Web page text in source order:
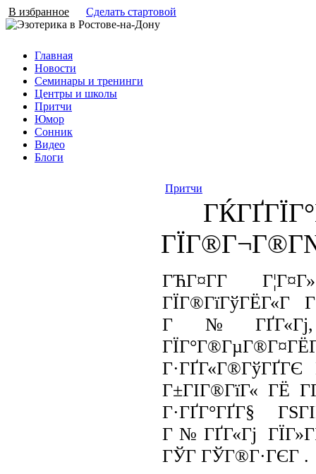
В избранное Сделать стартовой
Главная
Новости
Семинары и тренинги
Центры и школы
Притчи
Юмор
Сонник
Видео
Блоги
Притчи
ГЋГ¤Г­Г
ГЇГ®ГїГўГЁГ«Г
Г№ГҐГ«Гј,
Г±ГІГ®ГїГ« ГЁ
Г·ГҐГ°ГҐГ§
Г№ГҐГ«Гј
ГЎГ ГЎГ®Г·ГЄГ .